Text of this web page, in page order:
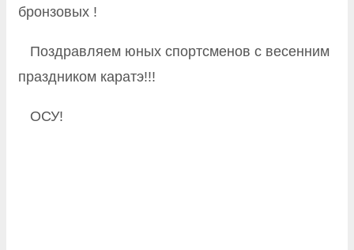
бронзовых !
Поздравляем юных спортсменов с весенним
праздником каратэ!!!
ОСУ!